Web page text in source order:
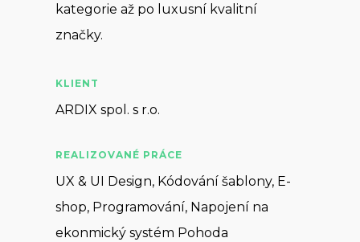
kategorie až po luxusní kvalitní
značky.
KLIENT
ARDIX spol. s r.o.
REALIZOVANÉ PRÁCE
UX & UI Design, Kódování šablony, E-
shop, Programování, Napojení na
ekonmický systém Pohoda